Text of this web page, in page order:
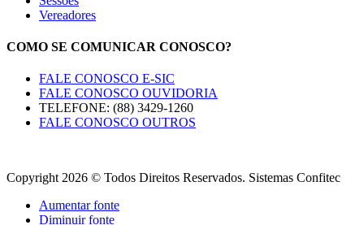
Vereadores
COMO SE COMUNICAR CONOSCO?
FALE CONOSCO E-SIC
FALE CONOSCO OUVIDORIA
TELEFONE: (88) 3429-1260
FALE CONOSCO OUTROS
Copyright 2026 © Todos Direitos Reservados. Sistemas Confitec
Aumentar fonte
Diminuir fonte